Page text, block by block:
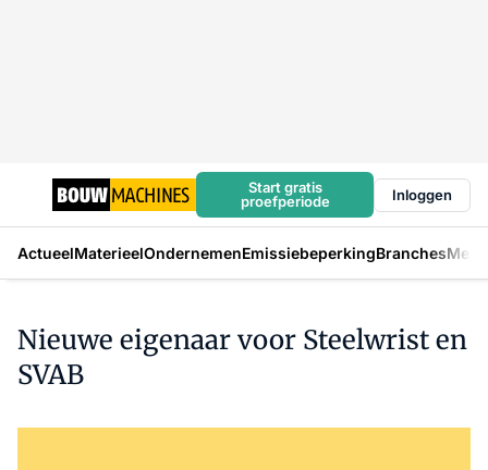
Start gratis
proefperiode
Inloggen
ActueelMaterieelOndernemenEmissiebeperkingBranches
Nieuwe eigenaar voor Steelwrist en
SVAB